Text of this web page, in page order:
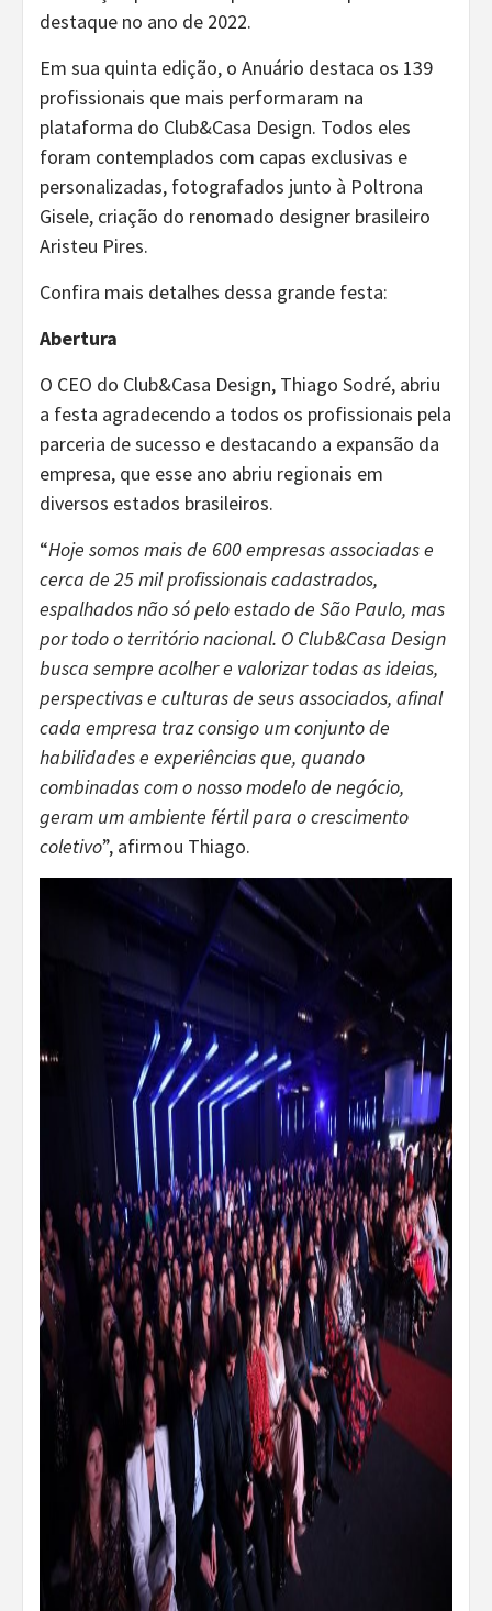
destaque no ano de 2022.
Em sua quinta edição, o Anuário destaca os 139
profissionais que mais performaram na
plataforma do Club&Casa Design. Todos eles
foram contemplados com capas exclusivas e
personalizadas, fotografados junto à Poltrona
Gisele, criação do renomado designer brasileiro
Aristeu Pires.
Confira mais detalhes dessa grande festa:
Abertura
O CEO do Club&Casa Design, Thiago Sodré, abriu
a festa agradecendo a todos os profissionais pela
parceria de sucesso e destacando a expansão da
empresa, que esse ano abriu regionais em
diversos estados brasileiros.
“Hoje somos mais de 600 empresas associadas e
cerca de 25 mil profissionais cadastrados,
espalhados não só pelo estado de São Paulo, mas
por todo o território nacional. O Club&Casa Design
busca sempre acolher e valorizar todas as ideias,
perspectivas e culturas de seus associados, afinal
cada empresa traz consigo um conjunto de
habilidades e experiências que, quando
combinadas com o nosso modelo de negócio,
geram um ambiente fértil para o crescimento
coletivo”, afirmou Thiago.